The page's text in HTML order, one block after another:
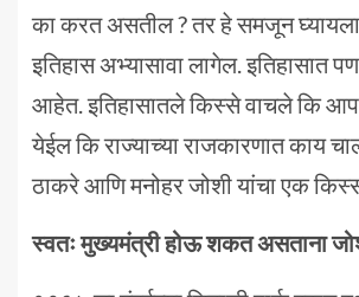
का करत असतील ? तर हे समजून
इतिहास अभ्यासावा लागेल. इतिहासात
आहेत. इतिहासातले किस्से वाचले कि
येईल कि राज्याच्या राजकारणात काय
ठाकरे आणि मनोहर जोशी यांचा एक
स्वतः मुख्यमंत्री होऊ शकत असताना